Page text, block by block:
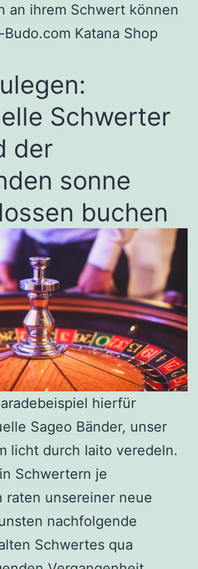
an ihrem Schwert können
Katana Shop
Schwerter
der
sonne
buchen
hierfür
Sageo Bänder, unser
licht durch Iaito veredeln.
Schwertern je
raten unsereiner neue
nachfolgende
Schwertes qua